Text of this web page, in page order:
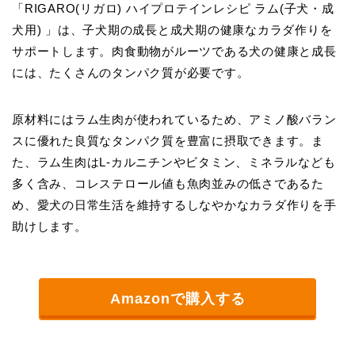
「RIGARO(リガロ) ハイプロテインレシピ ラム(子犬・成
犬用) 」は、子犬期の成長と成犬期の健康なカラダ作りを
サポートします。肉食動物がルーツである犬の健康と成長
には、たくさんのタンパク質が必要です。
原材料にはラム生肉が使われているため、アミノ酸バラン
スに優れた良質なタンパク質を豊富に摂取できます。ま
た、ラム生肉はL-カルニチンやビタミン、ミネラルなども
多く含み、コレステロール値も魚肉並みの低さであるた
め、愛犬の日常生活を維持するしなやかなカラダ作りを手
助けします。
Amazonで購入する